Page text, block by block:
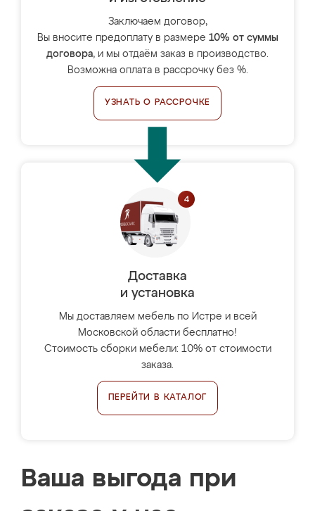
Заключаем договор,
Вы вносите предоплату в размере 10% от суммы
договора, и мы отдаём заказ в производство.
Возможна оплата в рассрочку без %.
УЗНАТЬ О РАССРОЧКЕ
Доставка
и установка
Мы доставляем мебель по Истре и всей
Московской области бесплатно!
Стоимость сборки мебели: 10% от стоимости
заказа.
ПЕРЕЙТИ В КАТАЛОГ
Ваша выгода при